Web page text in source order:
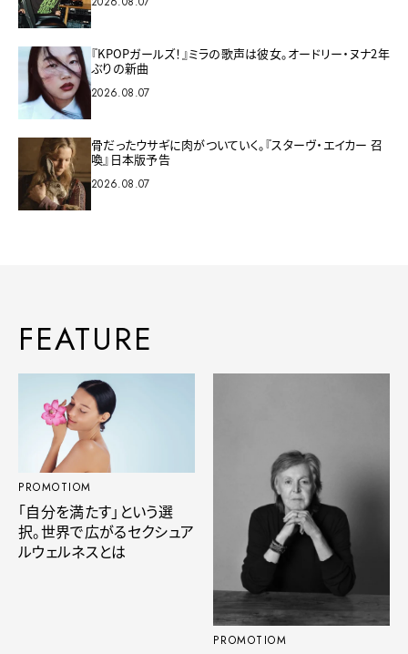
『KPOPガールズ！』ミラの歌声は彼女。オードリー・ヌナ2年
ぶりの新曲
2026.08.07
骨だったウサギに肉がついていく。『スターヴ・エイカー 召
喚』日本版予告
2026.08.07
FEATURE
PROMOTIOM
「自分を満たす」という選
択。世界で広がるセクシュア
ルウェルネスとは
PROMOTIOM